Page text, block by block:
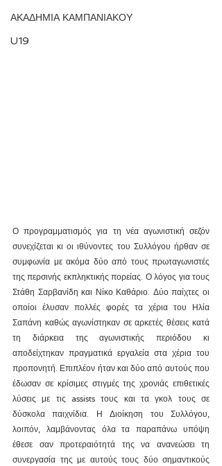
ΑΚΑΔΗΜΙΑ ΚΑΜΠΑΝΙΑΚΟΥ
U19
Ο προγραμματισμός για τη νέα αγωνιστική σεζόν
συνεχίζεται κι οι ιθύνοντες του Συλλόγου ήρθαν σε
συμφωνία με ακόμα δύο από τους πρωταγωνιστές
της περσινής εκπληκτικής πορείας. Ο λόγος για τους
Στάθη Σαρβανίδη και Νίκο Καθάριο. Δύο παίχτες οι
οποίοι έλυσαν πολλές φορές τα χέρια του Ηλία
Σαπάνη καθώς αγωνίστηκαν σε αρκετές θέσεις κατά
τη διάρκεια της αγωνιστικής περιόδου κι
αποδείχτηκαν πραγματικά εργαλεία στα χέρια του
προπονητή. Επιπλέον ήταν και δύο από αυτούς που
έδωσαν σε κρίσιμες στιγμές της χρονιάς επιθετικές
λύσεις με τις assists τους και τα γκολ τους σε
δύσκολα παιχνίδια. Η Διοίκηση του Συλλόγου,
λοιπόν, λαμβάνοντας όλα τα παραπάνω υπόψη
έθεσε σαν προτεραιότητά της να ανανεώσει τη
συνεργασία της με αυτούς τους δύο σημαντικούς